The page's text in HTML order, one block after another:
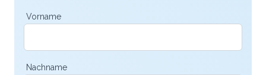
Vorname
Nachname